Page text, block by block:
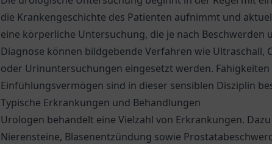
die Krankengeschichte des Patienten aufnimmt und
eine körperliche Untersuchung, die je nach Beschwerden
Diagnose können bildgebende Verfahren wie Ultraschall,
oder Urinuntersuchungen eingesetzt werden.
Einfühlungsvermögen sind in dieser sensiblen Disziplin
Typische Erkrankungen und Behandlungen
Urologen behandelt eine Vielzahl von Erkrankungen.
Nierensteine, Blasenentzündung sowie